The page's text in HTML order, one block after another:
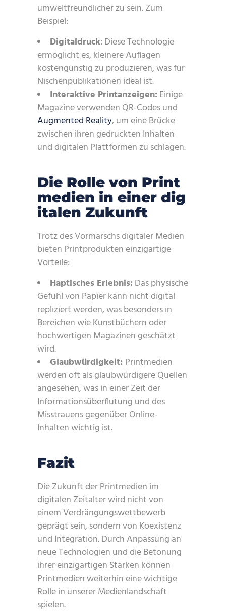
umweltfreundlicher zu sein. Zum
Beispiel:
Digitaldruck: Diese Technologie
ermöglicht es, kleinere Auflagen
kostengünstig zu produzieren, was für
Nischenpublikationen ideal ist.
Interaktive Printanzeigen: Einige
Magazine verwenden QR-Codes und
Augmented Reality, um eine Brücke
zwischen ihren gedruckten Inhalten
und digitalen Plattformen zu schlagen.
Die Rolle von Print
medien in einer dig
italen Zukunft
Trotz des Vormarschs digitaler Medien
bieten Printprodukten einzigartige
Vorteile:
Haptisches Erlebnis: Das physische
Gefühl von Papier kann nicht digital
repliziert werden, was besonders in
Bereichen wie Kunstbüchern oder
hochwertigen Magazinen geschätzt
wird.
Glaubwürdigkeit: Printmedien
werden oft als glaubwürdigere Quellen
angesehen, was in einer Zeit der
Informationsüberflutung und des
Misstrauens gegenüber Online-
Inhalten wichtig ist.
Fazit
Die Zukunft der Printmedien im
digitalen Zeitalter wird nicht von
einem Verdrängungswettbewerb
geprägt sein, sondern von Koexistenz
und Integration. Durch Anpassung an
neue Technologien und die Betonung
ihrer einzigartigen Stärken können
Printmedien weiterhin eine wichtige
Rolle in unserer Medienlandschaft
spielen.